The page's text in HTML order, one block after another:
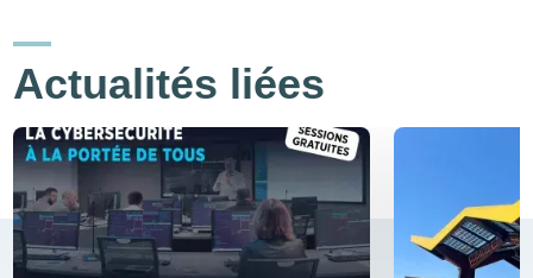
Actualités liées